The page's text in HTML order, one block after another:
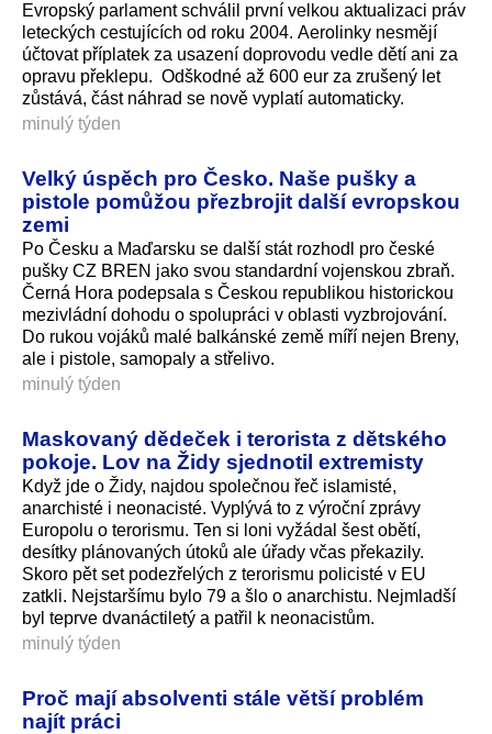
Evropský parlament schválil první velkou aktualizaci práv
leteckých cestujících od roku 2004. Aerolinky nesmějí
účtovat příplatek za usazení doprovodu vedle dětí ani za
opravu překlepu. Odškodné až 600 eur za zrušený let
zůstává, část náhrad se nově vyplatí automaticky.
minulý týden
Velký úspěch pro Česko. Naše pušky a
pistole pomůžou přezbrojit další evropskou
zemi
Po Česku a Maďarsku se další stát rozhodl pro české
pušky CZ BREN jako svou standardní vojenskou zbraň.
Černá Hora podepsala s Českou republikou historickou
mezivládní dohodu o spolupráci v oblasti vyzbrojování.
Do rukou vojáků malé balkánské země míří nejen Breny,
ale i pistole, samopaly a střelivo.
minulý týden
Maskovaný dědeček i terorista z dětského
pokoje. Lov na Židy sjednotil extremisty
Když jde o Židy, najdou společnou řeč islamisté,
anarchisté i neonacisté. Vyplývá to z výroční zprávy
Europolu o terorismu. Ten si loni vyžádal šest obětí,
desítky plánovaných útoků ale úřady včas překazily.
Skoro pět set podezřelých z terorismu policisté v EU
zatkli. Nejstaršímu bylo 79 a šlo o anarchistu. Nejmladší
byl teprve dvanáctiletý a patřil k neonacistům.
minulý týden
Proč mají absolventi stále větší problém
najít práci